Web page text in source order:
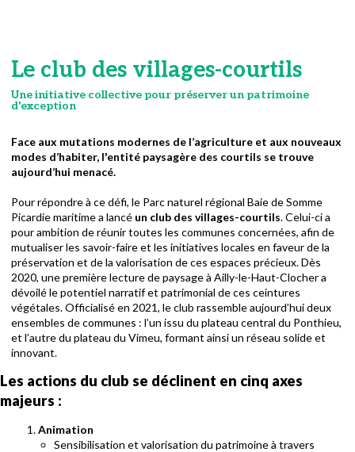
Le club des villages-courtils
Une initiative collective pour préserver un patrimoine
d'exception
Face aux mutations modernes de l’agriculture et aux nouveaux
modes d’habiter, l'entité paysagère des courtils se trouve
aujourd’hui menacé.
Pour répondre à ce défi, le Parc naturel régional Baie de Somme
Picardie maritime a lancé un club des villages-courtils. Celui-ci a
pour ambition de réunir toutes les communes concernées, afin de
mutualiser les savoir-faire et les initiatives locales en faveur de la
préservation et de la valorisation de ces espaces précieux. Dès
2020, une première lecture de paysage à Ailly-le-Haut-Clocher a
dévoilé le potentiel narratif et patrimonial de ces ceintures
végétales. Officialisé en 2021, le club rassemble aujourd’hui deux
ensembles de communes : l’un issu du plateau central du Ponthieu,
et l’autre du plateau du Vimeu, formant ainsi un réseau solide et
innovant.
Les actions du club se déclinent en cinq axes
majeurs :
Animation
Sensibilisation et valorisation du patrimoine à travers